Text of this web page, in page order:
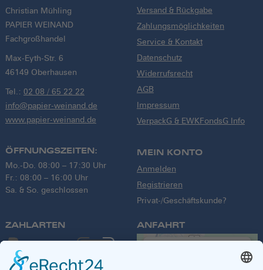
Christian Mühling
PAPIER WEINAND
Fachgroßhandel
Max-Eyth-Str. 6
46149 Oberhausen
Tel.: 02 08 / 65 22 22
info@papier-weinand.de
www.papier-weinand.de
ÖFFNUNGSZEITEN:
Mo.-Do. 08:00 – 17:30 Uhr
Fr.: 08:00 – 16:00 Uhr
Sa. & So. geschlossen
Versand & Rückgabe
Zahlungsmöglichkeiten
Service & Kontakt
Datenschutz
Widerrufsrecht
AGB
Impressum
VerpackG & EWKFondsG Info
MEIN KONTO
Anmelden
Registrieren
Privat-/Geschäftskunde?
ZAHLARTEN ANFAHRT